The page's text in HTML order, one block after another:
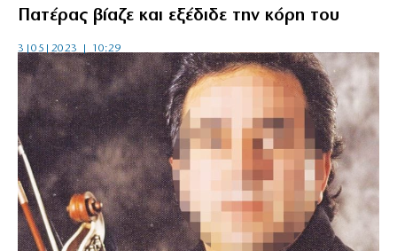
Πατέρας βίαζε και εξέδιδε την κόρη του
3|05|2023 | 10:29